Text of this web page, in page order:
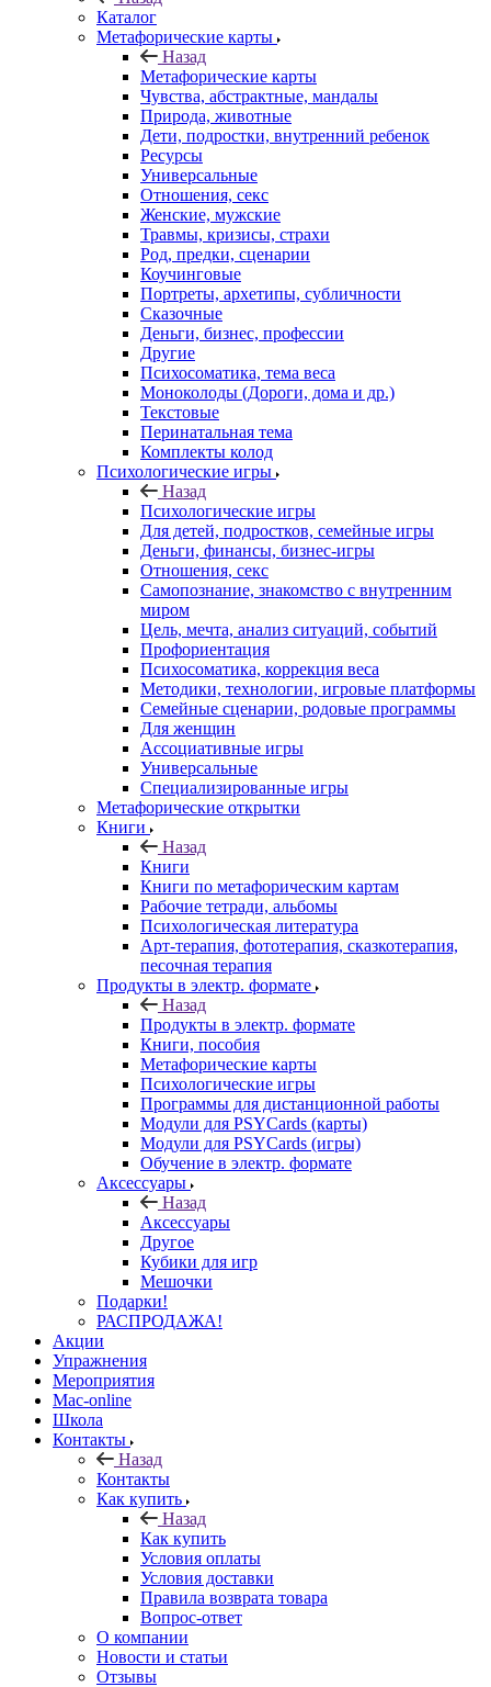
Каталог
Mетафорические карты
Назад
Mетафорические карты
Чувства, абстрактные, мандалы
Природа, животные
Дети, подростки, внутренний ребенок
Ресурсы
Универсальные
Отношения, секс
Женские, мужские
Травмы, кризисы, страхи
Род, предки, сценарии
Коучинговые
Портреты, архетипы, субличности
Сказочные
Деньги, бизнес, профессии
Другие
Психосоматика, тема веса
Моноколоды (Дороги, дома и др.)
Текстовые
Перинатальная тема
Комплекты колод
Психологические игры
Назад
Психологические игры
Для детей, подростков, семейные игры
Деньги, финансы, бизнес-игры
Отношения, секс
Самопознание, знакомство с внутренним
миром
Цель, мечта, анализ ситуаций, событий
Профориентация
Психосоматика, коррекция веса
Методики, технологии, игровые платформы
Семейные сценарии, родовые программы
Для женщин
Ассоциативные игры
Универсальные
Специализированные игры
Метафорические открытки
Книги
Назад
Книги
Книги по метафорическим картам
Рабочие тетради, альбомы
Психологическая литература
Арт-терапия, фототерапия, сказкотерапия,
песочная терапия
Продукты в электр. формате
Назад
Продукты в электр. формате
Книги, пособия
Метафорические карты
Психологические игры
Программы для дистанционной работы
Модули для PSYCards (карты)
Модули для PSYCards (игры)
Обучение в электр. формате
Аксессуары
Назад
Аксессуары
Другое
Кубики для игр
Мешочки
Подарки!
РАСПРОДАЖА!
Акции
Упражнения
Мероприятия
Mac-online
Школа
Контакты
Назад
Контакты
Как купить
Назад
Как купить
Условия оплаты
Условия доставки
Правила возврата товара
Вопрос-ответ
О компании
Новости и статьи
Отзывы